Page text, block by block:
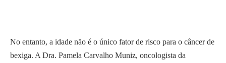
No entanto, a idade não é o único fator de risco para o câncer de
bexiga. A Dra. Pamela Carvalho Muniz, oncologista da